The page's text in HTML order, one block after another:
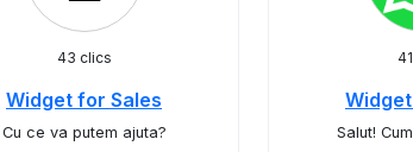
43 clics
Widget for Sales
Cu ce va putem ajuta? Salut!